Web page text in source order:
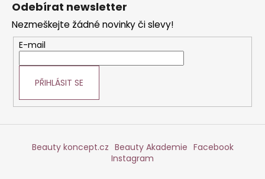
Odebírat newsletter
Nezmeškejte žádné novinky či slevy!
E-mail
PŘIHLÁSIT SE
Beauty koncept.cz Beauty Akademie Facebook
Instagram